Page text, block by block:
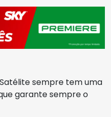
sempre tem uma
garante sempre o